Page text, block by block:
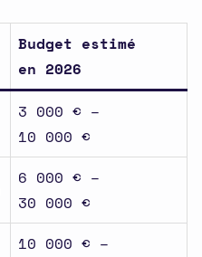
Budget estimé
en 2026
3 000 € –
10 000 €
6 000 € –
30 000 €
10 000 € –